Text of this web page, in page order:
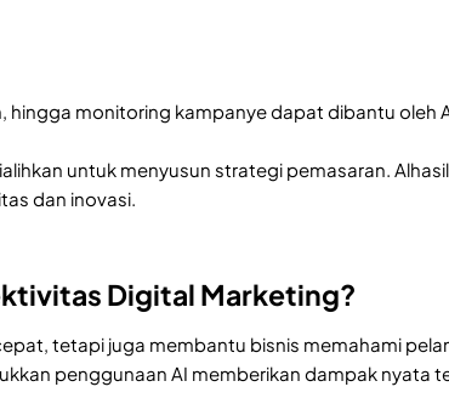
monitoring kampanye dapat dibantu oleh
untuk menyusun strategi pemasaran.
dan inovasi.
Digital Marketing?
tetapi juga membantu bisnis memahami
penggunaan AI memberikan dampak nyata